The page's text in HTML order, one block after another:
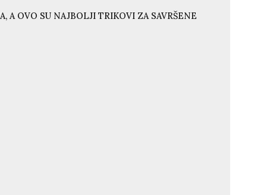
A OVO SU NAJBOLJI TRIKOVI ZA SAVRŠENE